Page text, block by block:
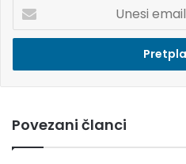
e
i
e
a
Povezani članci